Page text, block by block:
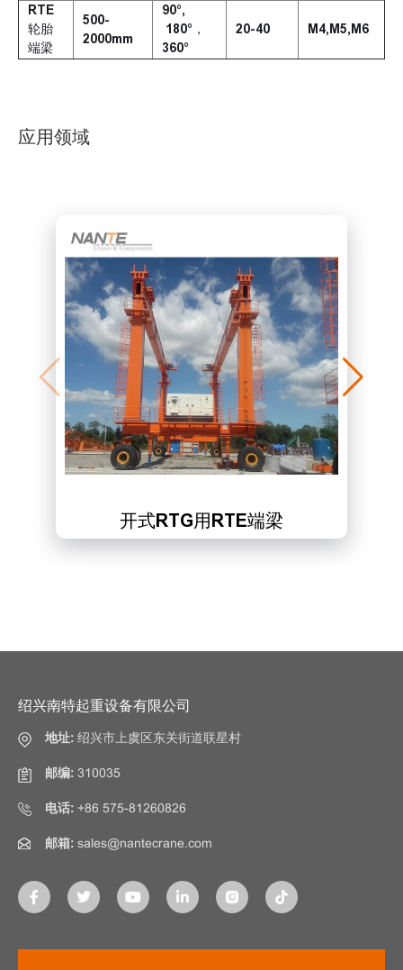
RTE
轮胎
端梁
500-
2000mm
90°,
180°，
360°
20-40 M4,M5,M6
应用领域
开式RTG用RTE端梁
绍兴南特起重设备有限公司
地址: 绍兴市上虞区东关街道联星村
邮编: 310035
电话: +86 575-81260826
邮箱: sales@nantecrane.com